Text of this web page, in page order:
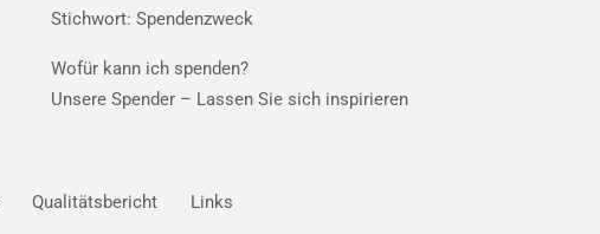
Stichwort: Spendenzweck
Wofür kann ich spenden?
Unsere Spender – Lassen Sie sich inspirieren
Qualitätsbericht Links